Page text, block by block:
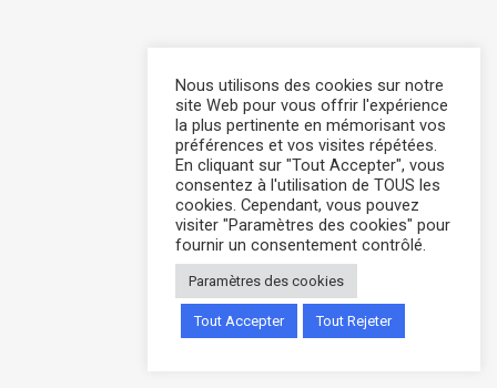
Nous utilisons des cookies sur notre
site Web pour vous offrir l'expérience
la plus pertinente en mémorisant vos
préférences et vos visites répétées.
En cliquant sur "Tout Accepter", vous
consentez à l'utilisation de TOUS les
cookies. Cependant, vous pouvez
visiter "Paramètres des cookies" pour
fournir un consentement contrôlé.
Paramètres des cookies
Tout Accepter Tout Rejeter